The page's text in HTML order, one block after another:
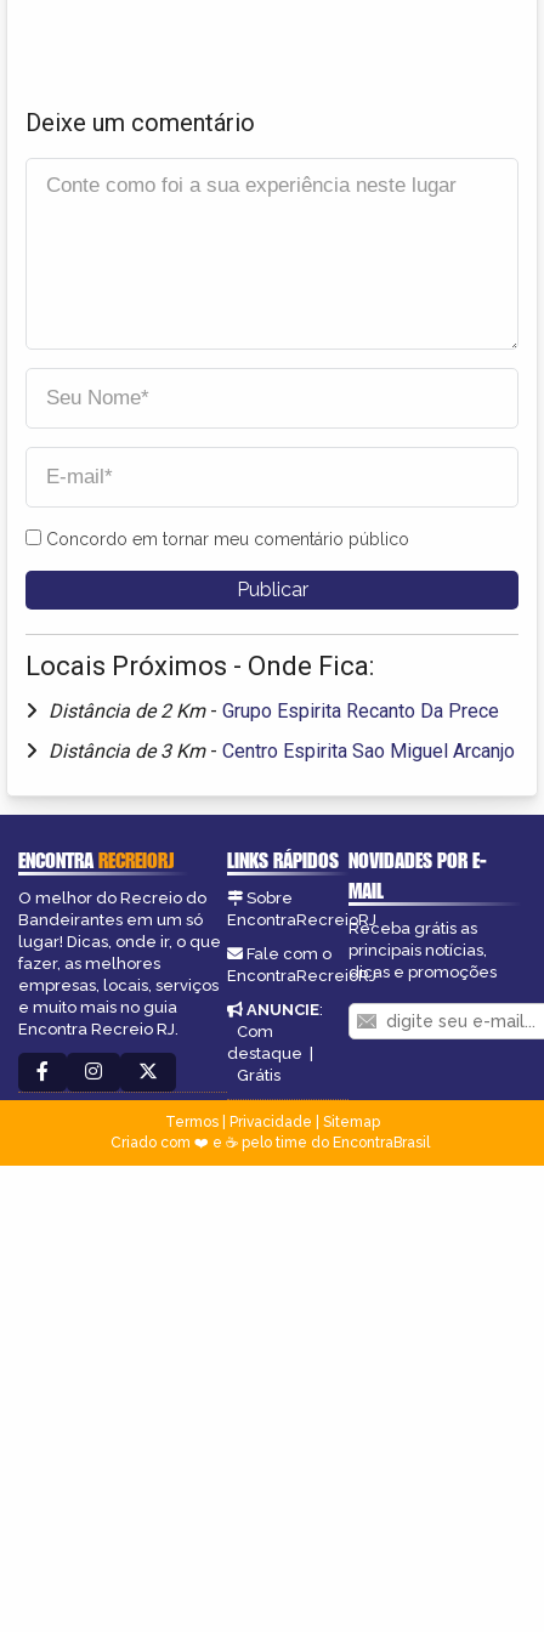
Deixe um comentário
Concordo em tornar meu comentário público
Locais Próximos - Onde Fica:
Distância de 2 Km - Grupo Espirita Recanto Da Prece
Distância de 3 Km - Centro Espirita Sao Miguel Arcanjo
ENCONTRARECREIORJ
O melhor do Recreio do
Bandeirantes em um só
lugar! Dicas, onde ir, o que
fazer, as melhores
empresas, locais, serviços
e muito mais no guia
Encontra Recreio RJ.
LINKS RÁPIDOS
Sobre
EncontraRecreioRJ
Fale com o
EncontraRecreioRJ
ANUNCIE:
Com
destaque |
Grátis
NOVIDADES POR E-
MAIL
Receba grátis as
principais notícias,
dicas e promoções
Termos| Privacidade
Sitemap
Criado com ❤️ e ☕ pelo time do EncontraBrasil